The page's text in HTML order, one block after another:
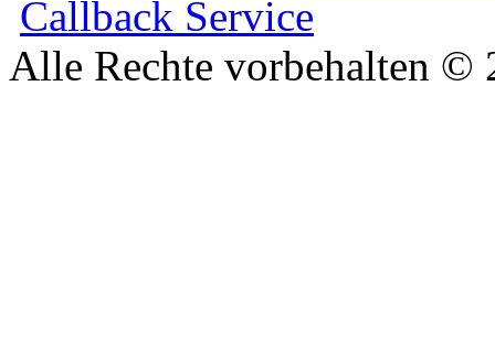
Callback Service
Alle Rechte vorbehalten ©